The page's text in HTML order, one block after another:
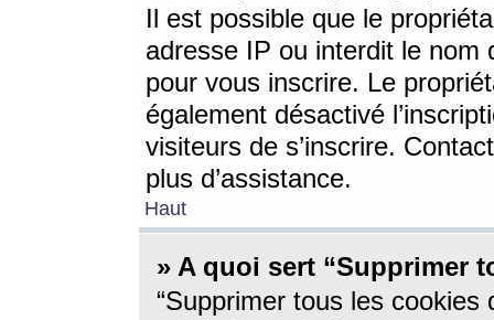
Il est possible que le
adresse IP ou interdit le nom
pour vous inscrire. Le
également désactivé
visiteurs de s’inscrire.
plus d’assistance.
Haut
» A quoi sert “Supprimer
“Supprimer tous les cookies